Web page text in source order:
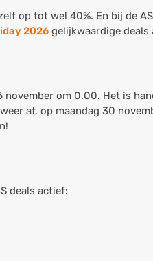
op tot wel 40%. En bij de
2026 gelijkwaardige
om 0.00. Het is
weer af, op maandag 30
deals actief: